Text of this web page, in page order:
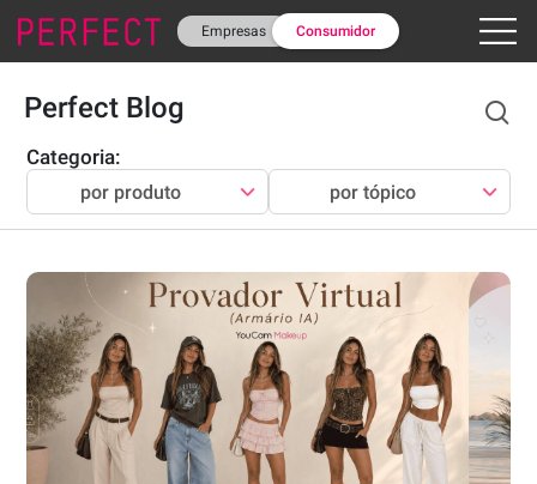
Empresas Consumidor
Perfect Blog
Categoria:
por produto por tópico